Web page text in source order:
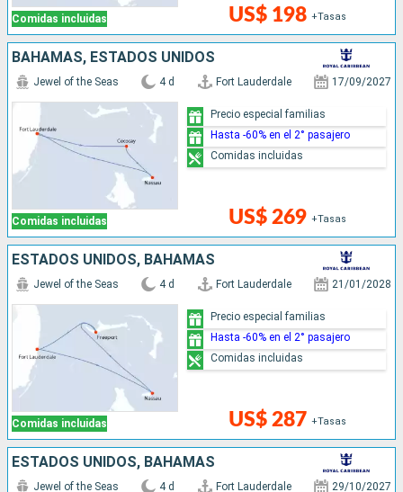
Comidas incluidas US$ 198 +Tasas
BAHAMAS, ESTADOS UNIDOS
Comidas incluidas
Jewel of the Seas 4 d Fort Lauderdale 17/09/2027
US$ 269 +Tasas
Precio especial familias
Hasta -60% en el 2° pasajero
Comidas incluidas
ESTADOS UNIDOS, BAHAMAS
Comidas incluidas
Jewel of the Seas 4 d Fort Lauderdale 21/01/2028
US$ 287 +Tasas
Precio especial familias
Hasta -60% en el 2° pasajero
Comidas incluidas
ESTADOS UNIDOS, BAHAMAS
Jewel of the Seas 4 d Fort Lauderdale 29/10/2027